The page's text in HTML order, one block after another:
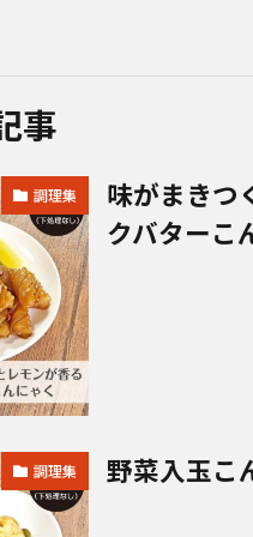
事
調理集
味がまきつ
クバターこ
調理集 野菜入玉こ